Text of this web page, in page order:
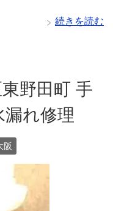
続きを読む
野田町 手
れ修理
阪